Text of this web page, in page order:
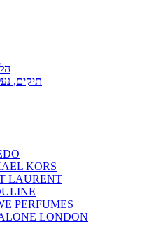
תיקים,
KORS
LAURENT
PERFUMES
LONDON